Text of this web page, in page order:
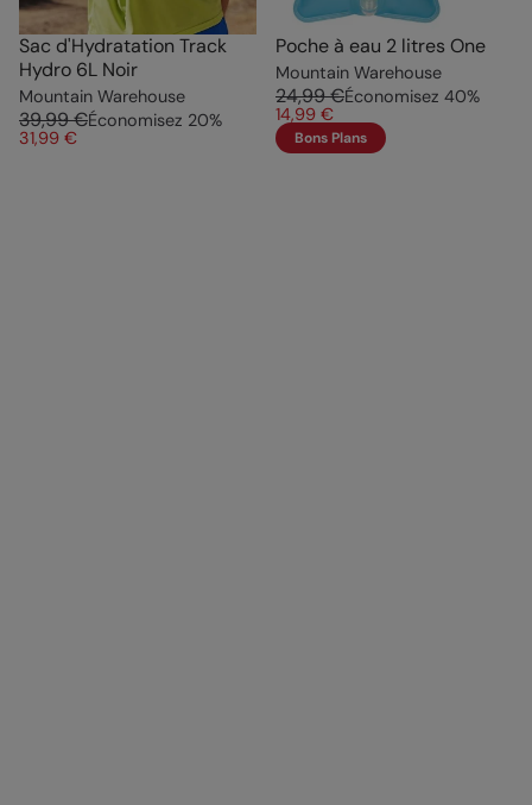
Sac d'Hydratation Track
Hydro 6L Noir
Mountain Warehouse
39,99 €Économisez 20%
31,99 €
Poche à eau 2 litres One
Mountain Warehouse
24,99 €Économisez 40%
14,99 €
Bons Plans